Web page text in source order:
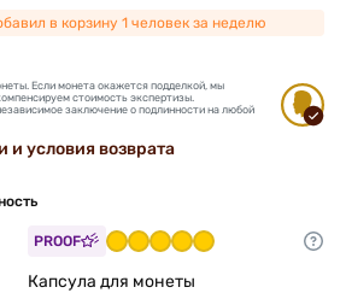
в корзину 1 человек за неделю
Если монета окажется подделкой, мы
стоимость экспертизы.
заключение о подлинности на любой
и условия возврата
PROOF
Капсула для монеты